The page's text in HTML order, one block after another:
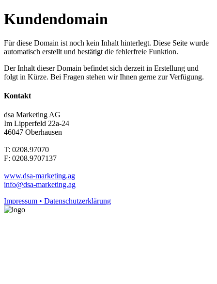
Kundendomain
Für diese Domain ist noch kein Inhalt hinterlegt. Diese Seite wurde
automatisch erstellt und bestätigt die fehlerfreie Funktion.
Der Inhalt dieser Domain befindet sich derzeit in Erstellung und
folgt in Kürze. Bei Fragen stehen wir Ihnen gerne zur Verfügung.
Kontakt
dsa Marketing AG
Im Lipperfeld 22a-24
46047 Oberhausen
T: 0208.97070
F: 0208.9707137
www.dsa-marketing.ag
info@dsa-marketing.ag
Impressum • Datenschutzerklärung